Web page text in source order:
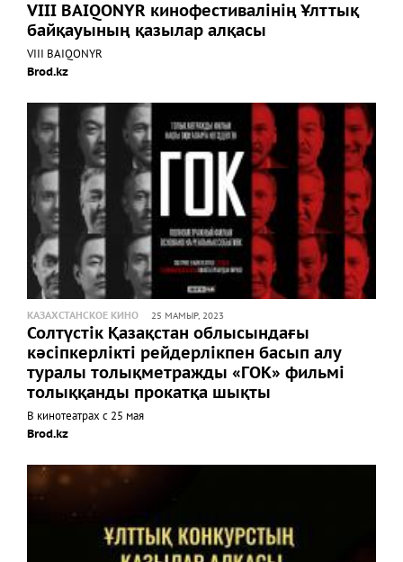
VIII BAIQONYR кинофестивалінің Ұлттық
байқауының қазылар алқасы
VIII BAIQONYR
Brod.kz
КАЗАХСТАНСКОЕ КИНО 25 МАМЫР, 2023
Солтүстік Қазақстан облысындағы
кәсіпкерлікті рейдерлікпен басып алу
туралы толықметражды «ГОК» фильмі
толыққанды прокатқа шықты
В кинотеатрах с 25 мая
Brod.kz